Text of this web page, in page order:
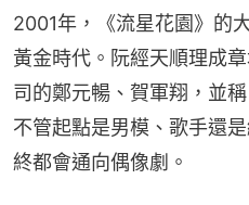
2001年，《流星花園》的
黃金時代。阮經天順理成
司的鄭元暢、賀軍翔，並
不管起點是男模、歌手還
終都會通向偶像劇。